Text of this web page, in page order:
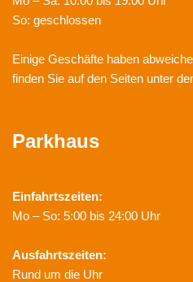
So: geschlossen
Einige Geschäfte haben
finden Sie auf den Seiten unter
Parkhaus
Einfahrtszeiten:
Mo – So: 5:00 bis 24:00 Uhr
Ausfahrtszeiten:
Rund um die Uhr